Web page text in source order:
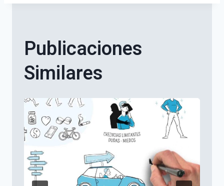
Publicaciones
Similares